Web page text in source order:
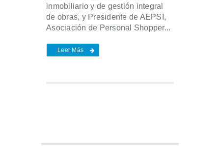
inmobiliario y de gestión integral
de obras, y Presidente de AEPSI,
Asociación de Personal Shopper...
Leer Más